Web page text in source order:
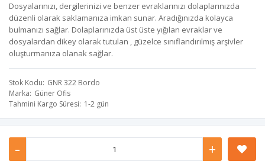
Dosyalarınızı, dergilerinizi ve benzer evraklarınızı dolaplarınızda
düzenli olarak saklamanıza imkan sunar. Aradığınızda kolayca
bulmanızı sağlar. Dolaplarınızda üst üste yığılan evraklar ve
dosyalardan dikey olarak tutulan , güzelce sınıflandırılmış arşivler
oluşturmanıza olanak sağlar.
Stok Kodu GNR 322 Bordo
Marka Güner Ofis
Tahmini Kargo Süresi 1-2 gün
- +